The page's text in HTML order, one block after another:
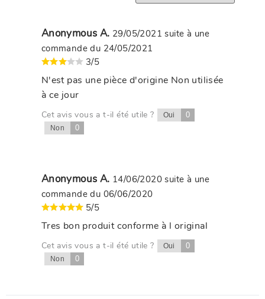
Anonymous A. 29/05/2021 suite à une
commande du 24/05/2021
3/5
N'est pas une pièce d'origine Non utilisée
à ce jour
Cet avis vous a t-il été utile ? Oui 0
Non 0
Anonymous A. 14/06/2020 suite à une
commande du 06/06/2020
5/5
Tres bon produit conforme à l original
Cet avis vous a t-il été utile ? Oui 0
Non 0